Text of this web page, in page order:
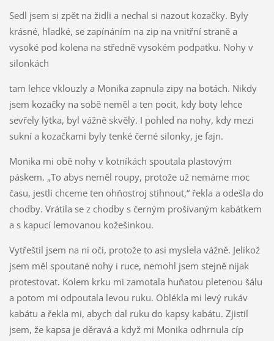
Sedl jsem si zpět na židli a nechal si nazout kozačky. Byly
krásné, hladké, se zapínáním na zip na vnitřní straně a
vysoké pod kolena na středně vysokém podpatku. Nohy v
silonkách
tam lehce vklouzly a Monika zapnula zipy na botách. Nikdy
jsem kozačky na sobě neměl a ten pocit, kdy boty lehce
sevřely lýtka, byl vážně skvělý. I pohled na nohy, kdy mezi
sukní a kozačkami byly tenké černé silonky, je fajn.
Monika mi obě nohy v kotníkách spoutala plastovým
páskem. „To abys neměl roupy, protože už nemáme moc
času, jestli chceme ten ohňostroj stihnout,“ řekla a odešla do
chodby. Vrátila se z chodby s černým prošívaným kabátkem
a s kapucí lemovanou kožešinkou.
Vytřeštil jsem na ni oči, protože to asi myslela vážně. Jelikož
jsem měl spoutané nohy i ruce, nemohl jsem stejně nijak
protestovat. Kolem krku mi zamotala huňatou pletenou šálu
a potom mi odpoutala levou ruku. Oblékla mi levý rukáv
kabátu a řekla mi, abych dal ruku do kapsy kabátu. Zjistil
jsem, že kapsa je děravá a když mi Monika odhrnula cíp